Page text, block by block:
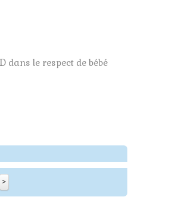
dans le respect de bébé